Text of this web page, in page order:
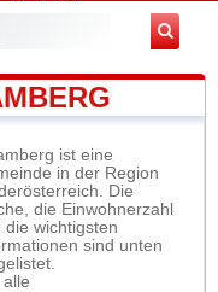
ist eine
in der Region
Die
die Einwohnerzahl
die wichtigsten
sind unten